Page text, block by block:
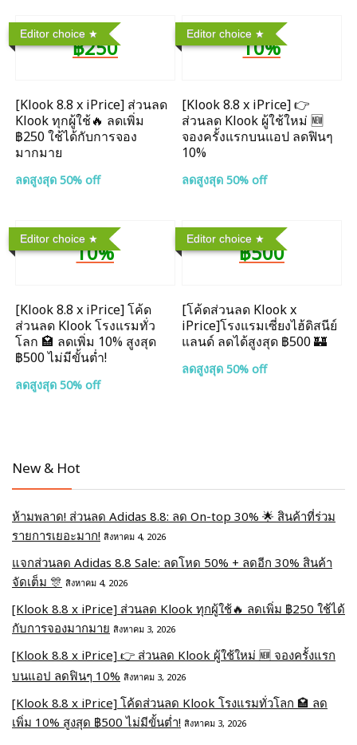
Editor choice
฿250
[Klook 8.8 x iPrice] ส่วนลด
Klook ทุกผู้ใช้🔥 ลดเพิ่ม
฿250 ใช้ได้กับการจอง
มากมาย
ลดสูงสุด 50% off
Editor choice
10%
[Klook 8.8 x iPrice] 👉
ส่วนลด Klook ผู้ใช้ใหม่ 🆕
จองครั้งแรกบนแอป ลดฟินๆ
10%
ลดสูงสุด 50% off
Editor choice
10%
[Klook 8.8 x iPrice] โค้ด
ส่วนลด Klook โรงแรมทั่ว
โลก 🏩 ลดเพิ่ม 10% สูงสุด
฿500 ไม่มีขั้นต่ำ!
ลดสูงสุด 50% off
Editor choice
฿500
[โค้ดส่วนลด Klook x
iPrice]โรงแรมเซี่ยงไฮ้ดิสนีย์
แลนด์ ลดได้สูงสุด ฿500 🏰
ลดสูงสุด 50% off
New & Hot
ห้ามพลาด! ส่วนลด Adidas 8.8: ลด On-top 30% 🌟 สินค้าที่ร่วม
รายการเยอะมาก! สิงหาคม 4, 2026
แจกส่วนลด Adidas 8.8 Sale: ลดโหด 50% + ลดอีก 30% สินค้า
จัดเต็ม 🎊 สิงหาคม 4, 2026
[Klook 8.8 x iPrice] ส่วนลด Klook ทุกผู้ใช้🔥 ลดเพิ่ม ฿250 ใช้ได้
กับการจองมากมาย สิงหาคม 3, 2026
[Klook 8.8 x iPrice] 👉 ส่วนลด Klook ผู้ใช้ใหม่ 🆕 จองครั้งแรก
บนแอป ลดฟินๆ 10% สิงหาคม 3, 2026
[Klook 8.8 x iPrice] โค้ดส่วนลด Klook โรงแรมทั่วโลก 🏩 ลด
เพิ่ม 10% สูงสุด ฿500 ไม่มีขั้นต่ำ! สิงหาคม 3, 2026